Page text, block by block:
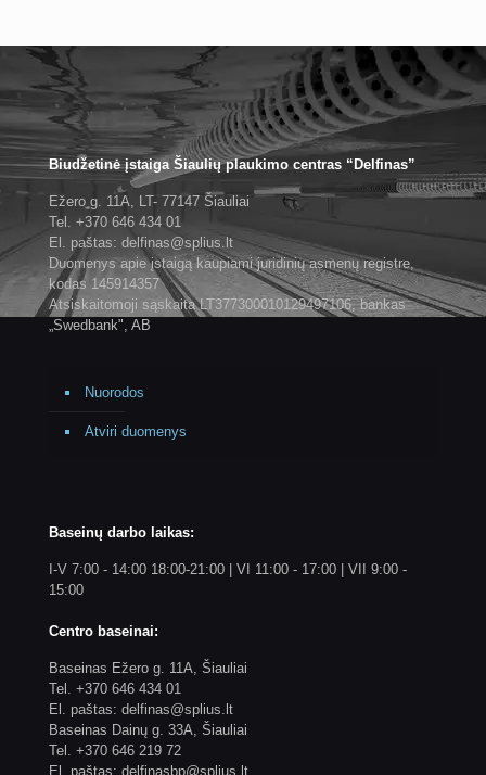
Biudžetinė įstaiga Šiaulių plaukimo centras “Delfinas”
Ežero g. 11A, LT- 77147 Šiauliai
Tel. +370 646 434 01
El. paštas: delfinas@splius.lt
Duomenys apie įstaigą kaupiami juridinių asmenų registre,
kodas 145914357
Atsiskaitomoji sąskaita LT377300010129497106, bankas
„Swedbank", AB
Nuorodos
Atviri duomenys
Baseinų darbo laikas:
I-V 7:00 - 14:00 18:00-21:00 | VI 11:00 - 17:00 | VII 9:00 -
15:00
Centro baseinai:
Baseinas Ežero g. 11A, Šiauliai
Tel. +370 646 434 01
El. paštas: delfinas@splius.lt
Baseinas Dainų g. 33A, Šiauliai
Tel. +370 646 219 72
El. paštas: delfinasbp@splius.lt